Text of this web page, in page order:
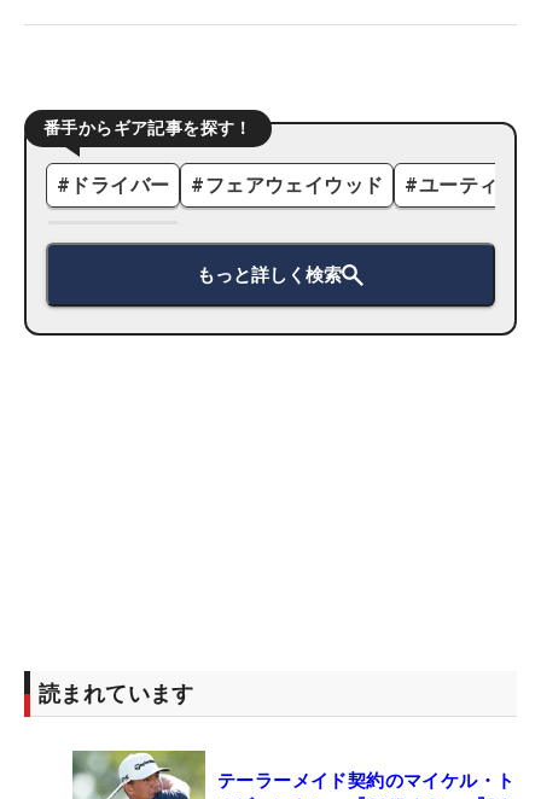
番手からギア記事を探す！
# ドライバー #フェアウェイウッド #ユーティリ
もっと詳しく検索
読まれています
テーラーメイド契約のマイケル・ト